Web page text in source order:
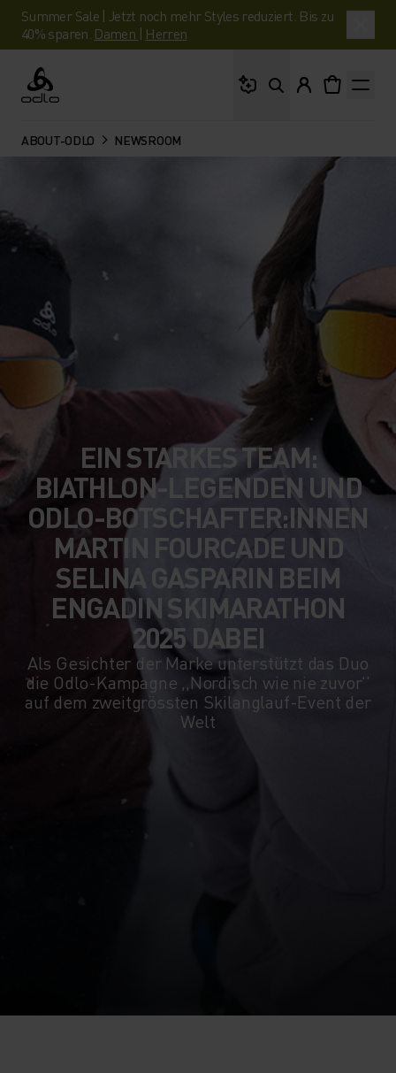
Summer Sale | Jetzt noch mehr Styles reduziert. Bis zu
40% sparen. Damen | Herren
Odlo
ABOUT-ODLO NEWSROOM
EIN STARKES TEAM:
BIATHLON-LEGENDEN UND
ODLO-BOTSCHAFTER:INNEN
MARTIN FOURCADE UND
SELINA GASPARIN BEIM
ENGADIN SKIMARATHON
2025 DABEI
Als Gesichter der Marke unterstützt das Duo
die Odlo-Kampagne ,,Nordisch wie nie zuvor''
auf dem zweitgrössten Skilanglauf-Event der
Welt